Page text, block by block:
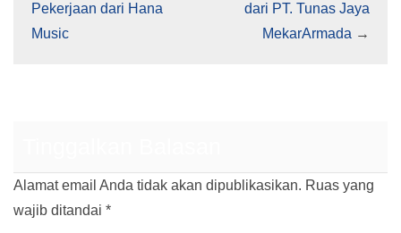
Pekerjaan dari Hana
Music
dari PT. Tunas Jaya
MekarArmada →
Alamat email Anda tidak akan dipublikasikan. Ruas yang
wajib ditandai *